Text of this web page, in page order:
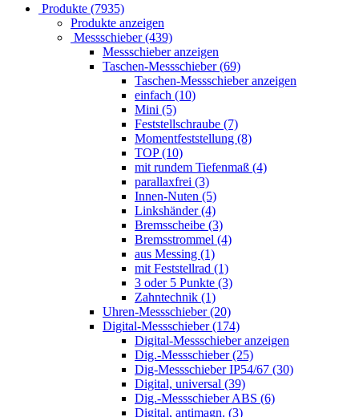
Produkte (7935)
Produkte anzeigen
Messschieber (439)
Messschieber anzeigen
Taschen-Messschieber (69)
Taschen-Messschieber anzeigen
einfach (10)
Mini (5)
Feststellschraube (7)
Momentfeststellung (8)
TOP (10)
mit rundem Tiefenmaß (4)
parallaxfrei (3)
Innen-Nuten (5)
Linkshänder (4)
Bremsscheibe (3)
Bremsstrommel (4)
aus Messing (1)
mit Feststellrad (1)
3 oder 5 Punkte (3)
Zahntechnik (1)
Uhren-Messschieber (20)
Digital-Messschieber (174)
Digital-Messschieber anzeigen
Dig.-Messschieber (25)
Dig-Messschieber IP54/67 (30)
Digital, universal (39)
Dig.-Messschieber ABS (6)
Digital, antimagn. (3)